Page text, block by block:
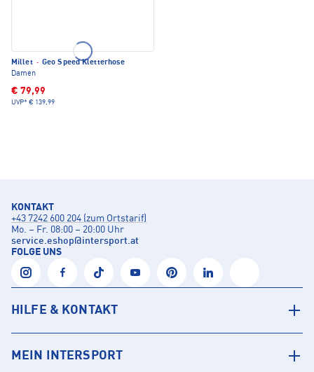
Millet · Geo Speed Kletterhose
Damen
€ 79,99
UVP* € 139,99
KONTAKT
+43 7242 600 204 (zum Ortstarif)
Mo. – Fr. 08:00 – 20:00 Uhr
service.eshop@intersport.at
FOLGE UNS
HILFE & KONTAKT
MEIN INTERSPORT